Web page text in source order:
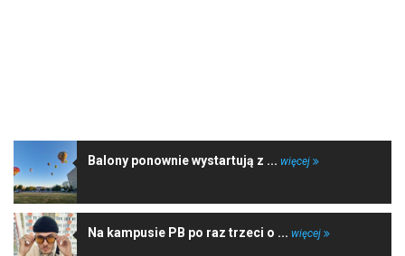
Balony ponownie wystartują z ... więcej
Na kampusie PB po raz trzeci o ... więcej